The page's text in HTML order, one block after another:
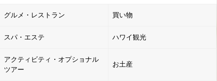
グルメ・レストラン 買い物
スパ・エステ ハワイ観光
アクティビティ・オプショナル
ツアー
お土産